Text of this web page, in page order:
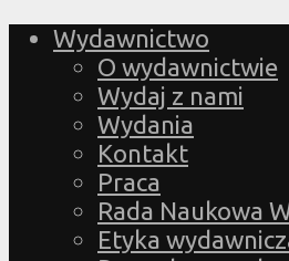
Wydawnictwo
O wydawnictwie
Wydaj z nami
Wydania
Kontakt
Praca
Rada Naukowa
Etyka